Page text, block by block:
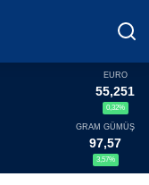
EURO
55,251
0,32%
GRAM GÜMÜŞ
97,57
3,57%